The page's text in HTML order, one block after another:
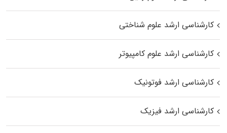
کارشناسی ارشد علوم شناختی
کارشناسی ارشد علوم کامپیوتر
کارشناسی ارشد فوتونیک
کارشناسی ارشد فیزیک